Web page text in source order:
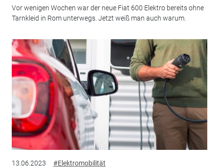
Vor wenigen Wochen war der neue Fiat 600 Elektro bereits ohne
Tarnkleid in Rom unterwegs. Jetzt weiß man auch warum.
13.06.2023 #Elektromobilität